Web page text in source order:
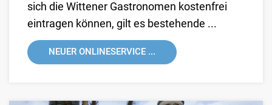
sich die Wittener Gastronomen kostenfrei
eintragen können, gilt es bestehende ...
NEUER ONLINESERVICE ...